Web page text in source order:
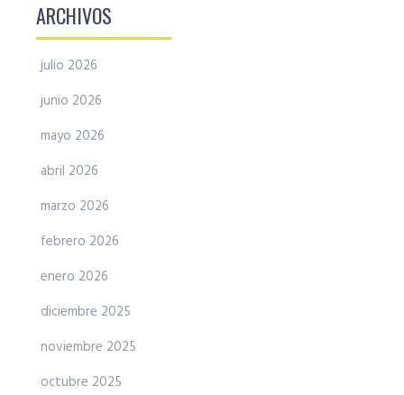
ARCHIVOS
julio 2026
junio 2026
mayo 2026
abril 2026
marzo 2026
febrero 2026
enero 2026
diciembre 2025
noviembre 2025
octubre 2025